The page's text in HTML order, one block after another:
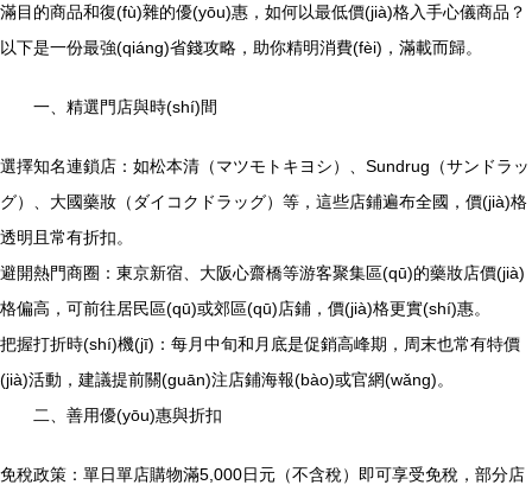
滿目的商品和復(fù)雜的優(yōu)惠，如何以最低價(jià)格入手心儀商品？
以下是一份最強(qiáng)省錢攻略，助你精明消費(fèi)，滿載而歸。
一、精選門店與時(shí)間
選擇知名連鎖店：如松本清（マツモトキヨシ）、Sundrug（サンドラッ
グ）、大國藥妝（ダイコクドラッグ）等，這些店鋪遍布全國，價(jià)格
透明且常有折扣。
避開熱門商圈：東京新宿、大阪心齋橋等游客聚集區(qū)的藥妝店價(jià)
格偏高，可前往居民區(qū)或郊區(qū)店鋪，價(jià)格更實(shí)惠。
把握打折時(shí)機(jī)：每月中旬和月底是促銷高峰期，周末也常有特價
(jià)活動，建議提前關(guān)注店鋪海報(bào)或官網(wǎng)。
二、善用優(yōu)惠與折扣
免稅政策：單日單店購物滿5,000日元（不含稅）即可享受免稅，部分店